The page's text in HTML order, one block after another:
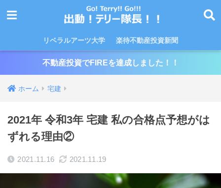
リベラルアーツ大学 楽待不動産投資新聞
不動産投資でFIREを達成しました！！
ホーム 宅建
2021年 令和3年 宅建 私の合格点予想がは
ずれる理由②
2021.11.16 2021.11.19